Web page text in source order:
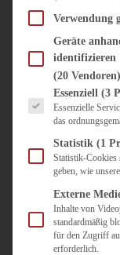
ÜBER
Verwendung
Geräte
identifizieren
(20 Vendoren)
Es folgt eine Liste der
Essenziell (3
Essenzielle
das
Statistik (1
Statistik-Cookies
geben, wie
Externe
Inhalte von
standardmäßig
für den Zugriff
erforderlich.